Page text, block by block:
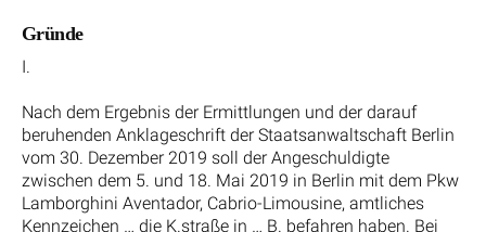
Gründe
I.
Nach dem Ergebnis der Ermittlungen und der darauf
beruhenden Anklageschrift der Staatsanwaltschaft Berlin
vom 30. Dezember 2019 soll der Angeschuldigte
zwischen dem 5. und 18. Mai 2019 in Berlin mit dem Pkw
Lamborghini Aventador, Cabrio-Limousine, amtliches
Kennzeichen … die K.straße in … B. befahren haben. Bei